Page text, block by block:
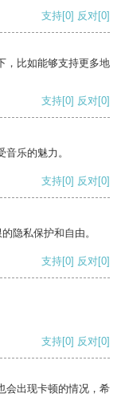
支持[0] 反对[0]
，比如能够支持更多地
支持[0] 反对[0]
乐的魅力。
支持[0] 反对[0]
隐私保护和自由。
支持[0] 反对[0]
支持[0] 反对[0]
会出现卡顿的情况，希